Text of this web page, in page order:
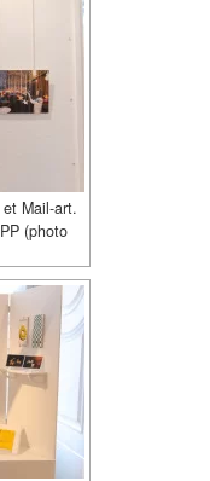
Mail-art.
(photo